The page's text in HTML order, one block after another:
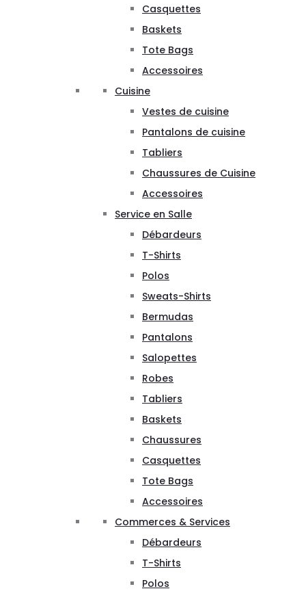
Casquettes
Baskets
Tote Bags
Accessoires
Cuisine
Vestes de cuisine
Pantalons de cuisine
Tabliers
Chaussures de Cuisine
Accessoires
Service en Salle
Débardeurs
T-Shirts
Polos
Sweats-Shirts
Bermudas
Pantalons
Salopettes
Robes
Tabliers
Baskets
Chaussures
Casquettes
Tote Bags
Accessoires
Commerces & Services
Débardeurs
T-Shirts
Polos